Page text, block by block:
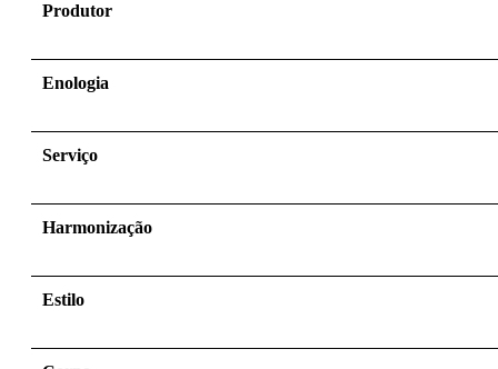
Produtor
Enologia
Serviço
Harmonização
Estilo